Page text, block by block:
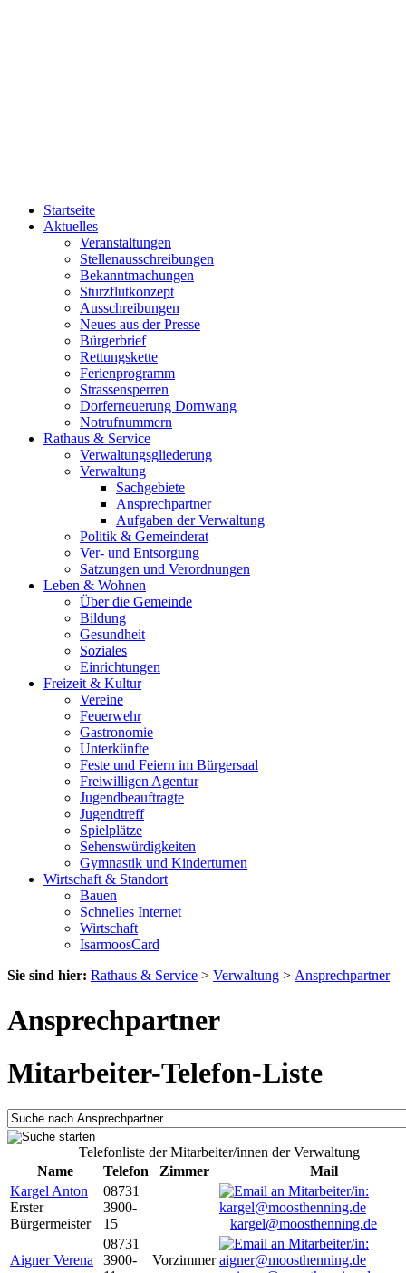
Startseite
Aktuelles
Veranstaltungen
Stellenausschreibungen
Bekanntmachungen
Sturzflutkonzept
Ausschreibungen
Neues aus der Presse
Bürgerbrief
Rettungskette
Ferienprogramm
Strassensperren
Dorferneuerung Dornwang
Notrufnummern
Rathaus & Service
Verwaltungsgliederung
Verwaltung
Sachgebiete
Ansprechpartner
Aufgaben der Verwaltung
Politik & Gemeinderat
Ver- und Entsorgung
Satzungen und Verordnungen
Leben & Wohnen
Über die Gemeinde
Bildung
Gesundheit
Soziales
Einrichtungen
Freizeit & Kultur
Vereine
Feuerwehr
Gastronomie
Unterkünfte
Feste und Feiern im Bürgersaal
Freiwilligen Agentur
Jugendbeauftragte
Jugendtreff
Spielplätze
Sehenswürdigkeiten
Gymnastik und Kinderturnen
Wirtschaft & Standort
Bauen
Schnelles Internet
Wirtschaft
IsarmoosCard
Sie sind hier: Rathaus & Service > Verwaltung > Ansprechpartner
Ansprechpartner
Mitarbeiter-Telefon-Liste
Telefonliste der Mitarbeiter/innen der Verwaltung
Name
Telefon Zimmer
Mail
Kargel Anton
Erster
Bürgermeister
08731
3900-
15
kargel@moosthenning.de
Aigner Verena
08731
3900-
Vorzimmer